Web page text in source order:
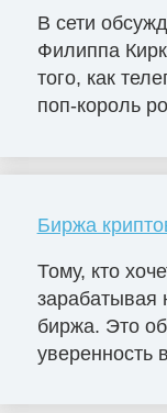
В сети
Филиппа
того, как
поп-король
Биржа
Тому, кто
зарабатывая
биржа. Это
уверенность